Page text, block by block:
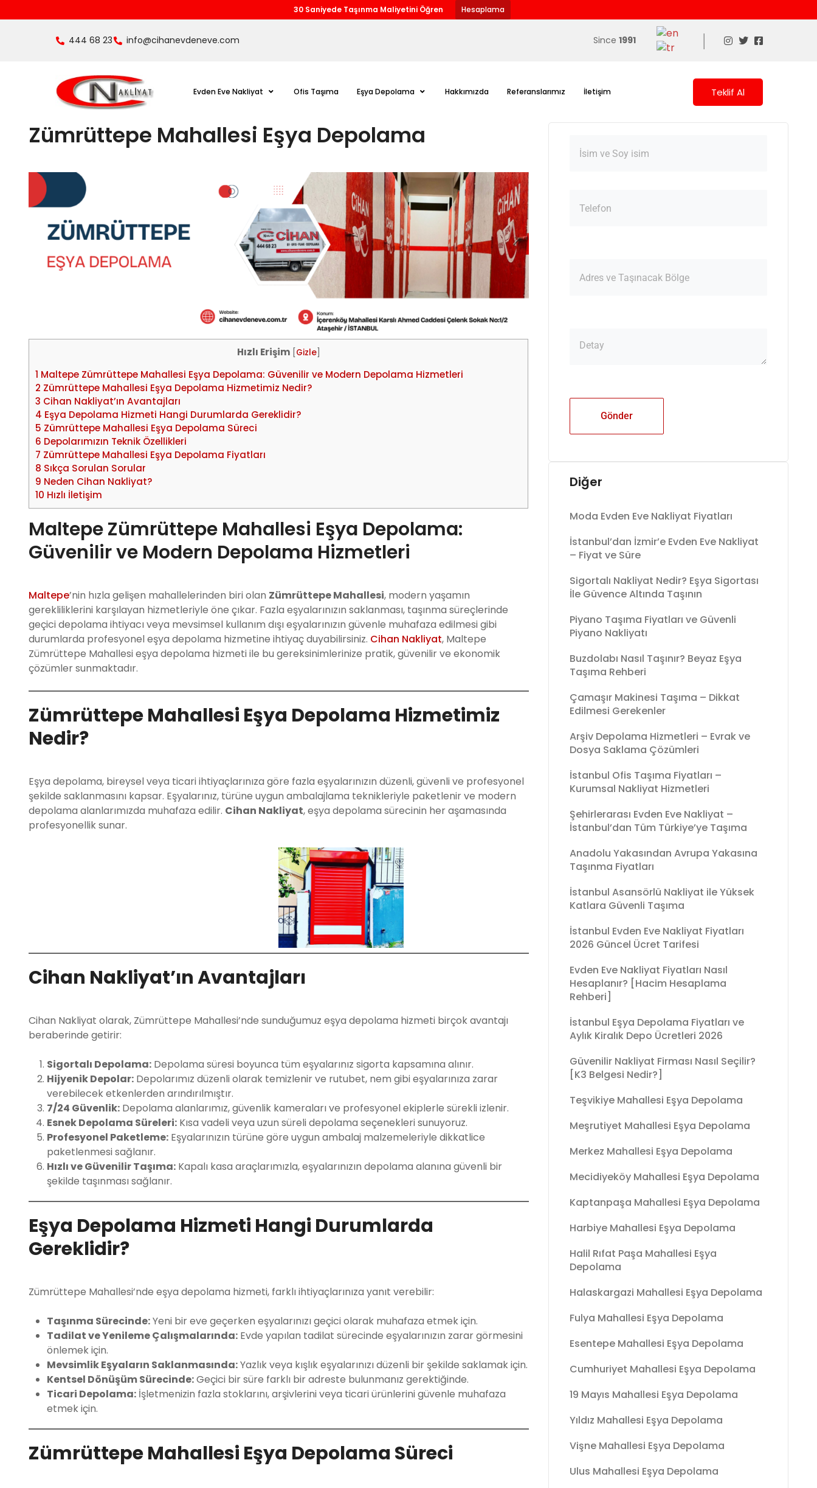
30 Saniyede Taşınma Maliyetini Öğren Hesaplama
444 68 23 info@cihanevdeneve.com Since1991 |
Evden Eve Nakliyat Ofis Taşıma Eşya Depolama Hakkımızda Referanslarımız İletişim Teklif Al
Zümrüttepe Mahallesi Eşya Depolama
Hızlı Erişim Gizle]
1 Maltepe Zümrüttepe Mahallesi Eşya Depolama: Güvenilir ve Modern Depolama Hizmetleri
2 Zümrüttepe Mahallesi Eşya Depolama Hizmetimiz Nedir?
3 Cihan Nakliyat’ın Avantajları
4 Eşya Depolama Hizmeti Hangi Durumlarda Gereklidir?
5 Zümrüttepe Mahallesi Eşya Depolama Süreci
6 Depolarımızın Teknik Özellikleri
7 Zümrüttepe Mahallesi Eşya Depolama Fiyatları
8 Sıkça Sorulan Sorular
9 Neden Cihan Nakliyat?
10 Hızlı İletişim
Maltepe Zümrüttepe Mahallesi Eşya Depolama:
Güvenilir ve Modern Depolama Hizmetleri
Maltepe’nin hızla gelişen mahallelerinden biri olan Zümrüttepe Mahallesi, modern yaşamın
gerekliliklerini karşılayan hizmetleriyle öne çıkar. Fazla eşyalarınızın saklanması, taşınma süreçlerinde
geçici depolama ihtiyacı veya mevsimsel kullanım dışı eşyalarınızın güvenle muhafaza edilmesi gibi
durumlarda profesyonel eşya depolama hizmetine ihtiyaç duyabilirsiniz. Cihan Nakliyat, Maltepe
Zümrüttepe Mahallesi eşya depolama hizmeti ile bu gereksinimlerinize pratik, güvenilir ve ekonomik
çözümler sunmaktadır.
Zümrüttepe Mahallesi Eşya Depolama Hizmetimiz
Nedir?
Eşya depolama, bireysel veya ticari ihtiyaçlarınıza göre fazla eşyalarınızın düzenli, güvenli ve profesyonel
şekilde saklanmasını kapsar. Eşyalarınız, türüne uygun ambalajlama teknikleriyle paketlenir ve modern
depolama alanlarımızda muhafaza edilir. Cihan Nakliyat, eşya depolama sürecinin her aşamasında
profesyonellik sunar.
Cihan Nakliyat’ın Avantajları
Cihan Nakliyat olarak, Zümrüttepe Mahallesi’nde sunduğumuz eşya depolama hizmeti birçok avantajı
beraberinde getirir:
Sigortalı Depolama: Depolama süresi boyunca tüm eşyalarınız sigorta kapsamına alınır.
Hijyenik Depolar: Depolarımız düzenli olarak temizlenir ve rutubet, nem gibi eşyalarınıza zarar
verebilecek etkenlerden arındırılmıştır.
7/24 Güvenlik: Depolama alanlarımız, güvenlik kameraları ve profesyonel ekiplerle sürekli izlenir.
Esnek Depolama Süreleri: Kısa vadeli veya uzun süreli depolama seçenekleri sunuyoruz.
Profesyonel Paketleme: Eşyalarınızın türüne göre uygun ambalaj malzemeleriyle dikkatlice
paketlenmesi sağlanır.
Hızlı ve Güvenilir Taşıma: Kapalı kasa araçlarımızla, eşyalarınızın depolama alanına güvenli bir
şekilde taşınması sağlanır.
Eşya Depolama Hizmeti Hangi Durumlarda
Gereklidir?
Zümrüttepe Mahallesi’nde eşya depolama hizmeti, farklı ihtiyaçlarınıza yanıt verebilir:
Taşınma Sürecinde:Yeni bir eve geçerken eşyalarınızı geçici olarak muhafaza etmek için.
Tadilat ve Yenileme Çalışmalarında: Evde yapılan tadilat sürecinde eşyalarınızın zarar görmesini
önlemek için.
Mevsimlik Eşyaların Saklanmasında:Yazlık veya kışlık eşyalarınızı düzenli bir şekilde saklamak için.
Kentsel Dönüşüm Sürecinde:Geçici bir süre farklı bir adreste bulunmanız gerektiğinde.
Ticari Depolama: İşletmenizin fazla stoklarını, arşivlerini veya ticari ürünlerini güvenle muhafaza
etmek için.
Zümrüttepe Mahallesi Eşya Depolama Süreci
Gönder
Diğer
Moda Evden Eve Nakliyat Fiyatları
İstanbul’dan İzmir’e Evden Eve Nakliyat
– Fiyat ve Süre
Sigortalı Nakliyat Nedir? Eşya Sigortası
İle Güvence Altında Taşının
Piyano Taşıma Fiyatları ve Güvenli
Piyano Nakliyatı
Buzdolabı Nasıl Taşınır? Beyaz Eşya
Taşıma Rehberi
Çamaşır Makinesi Taşıma – Dikkat
Edilmesi Gerekenler
Arşiv Depolama Hizmetleri – Evrak ve
Dosya Saklama Çözümleri
İstanbul Ofis Taşıma Fiyatları –
Kurumsal Nakliyat Hizmetleri
Şehirlerarası Evden Eve Nakliyat –
İstanbul’dan Tüm Türkiye’ye Taşıma
Anadolu Yakasından Avrupa Yakasına
Taşınma Fiyatları
İstanbul Asansörlü Nakliyat ile Yüksek
Katlara Güvenli Taşıma
İstanbul Evden Eve Nakliyat Fiyatları
2026 Güncel Ücret Tarifesi
Evden Eve Nakliyat Fiyatları Nasıl
Hesaplanır? [Hacim Hesaplama
Rehberi]
İstanbul Eşya Depolama Fiyatları ve
Aylık Kiralık Depo Ücretleri 2026
Güvenilir Nakliyat Firması Nasıl Seçilir?
[K3 Belgesi Nedir?]
Teşvikiye Mahallesi Eşya Depolama
Meşrutiyet Mahallesi Eşya Depolama
Merkez Mahallesi Eşya Depolama
Mecidiyeköy Mahallesi Eşya Depolama
Kaptanpaşa Mahallesi Eşya Depolama
Harbiye Mahallesi Eşya Depolama
Halil Rıfat Paşa Mahallesi Eşya
Depolama
Halaskargazi Mahallesi Eşya Depolama
Fulya Mahallesi Eşya Depolama
Esentepe Mahallesi Eşya Depolama
Cumhuriyet Mahallesi Eşya Depolama
19 Mayıs Mahallesi Eşya Depolama
Yıldız Mahallesi Eşya Depolama
Vişne Mahallesi Eşya Depolama
Ulus Mahallesi Eşya Depolama